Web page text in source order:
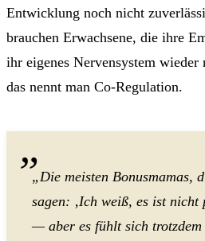
Entwicklung noch nicht
brauchen Erwachsene, die ihre
ihr eigenes Nervensystem wieder
das nennt man Co-Regulation.
„Die meisten Bonusmamas,
sagen: ‚Ich weiß, es ist nicht
— aber es fühlt sich trotzdem